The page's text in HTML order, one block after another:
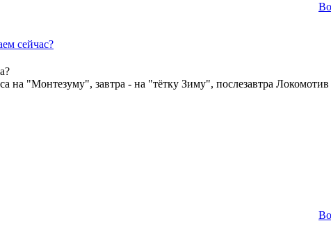
сейчас?
на "Монтезуму", завтра - на "тётку Зиму", послезавтра